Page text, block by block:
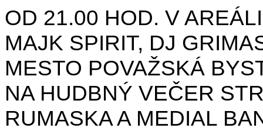
OD 21.00 HOD. V
MAJK SPIRIT, DJ
MESTO POVAŽSKÁ
NA HUDBNÝ VEČER
RUMASKA A MEDIAL